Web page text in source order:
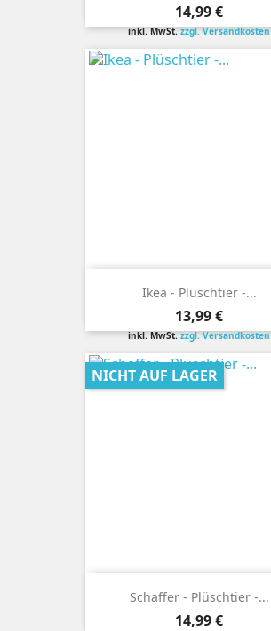
Preis
14,99 €
inkl. MwSt.zzgl. Versandkosten
Ikea - Plüschtier -...
Preis
13,99 €
inkl. MwSt.zzgl. Versandkosten
Schaffer - Plüschtier -...
Preis
14,99 €
NICHT AUF LAGER